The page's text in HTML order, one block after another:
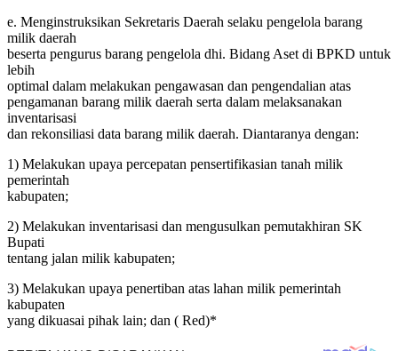
e. Menginstruksikan Sekretaris Daerah selaku pengelola barang
milik daerah
beserta pengurus barang pengelola dhi. Bidang Aset di BPKD untuk
lebih
optimal dalam melakukan pengawasan dan pengendalian atas
pengamanan barang milik daerah serta dalam melaksanakan
inventarisasi
dan rekonsiliasi data barang milik daerah. Diantaranya dengan:
1) Melakukan upaya percepatan pensertifikasian tanah milik
pemerintah
kabupaten;
2) Melakukan inventarisasi dan mengusulkan pemutakhiran SK
Bupati
tentang jalan milik kabupaten;
3) Melakukan upaya penertiban atas lahan milik pemerintah
kabupaten
yang dikuasai pihak lain; dan ( Red)*